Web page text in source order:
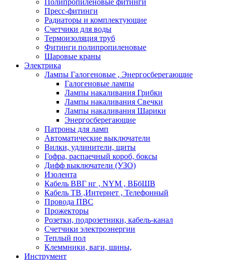
Полипропиленовые фитинги
Пресс-фитинги
Радиаторы и комплектующие
Счетчики для воды
Термоизоляция труб
Фитинги полипропиленовые
Шаровые краны
Электрика
Лампы Галогеновые , Энергосберегающие
Галогеновые лампы
Лампы накаливания Грибки
Лампы накаливания Свечки
Лампы накаливания Шарики
Энергосберегающие
Патроны для ламп
Автоматические выключатели
Вилки, удлинители, щиты
Гофра, распаечный короб, боксы
Дифф выключатели (УЗО)
Изолента
Кабель ВВГ нг , NYM , ВБбШВ
Кабель ТВ ,Интернет , Телефонный
Провода ПВС
Прожекторы
Розетки, подрозетники, кабель-канал
Счетчики электроэнергии
Теплый пол
Клеммники, ваги, шины,
Инструмент